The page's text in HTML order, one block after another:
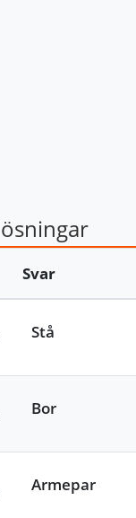
Svar
Stå
Bor
Armepar